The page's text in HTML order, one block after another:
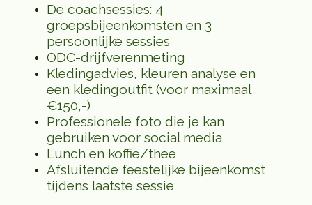
De coachsessies: 4
groepsbijeenkomsten en 3
persoonlijke sessies
ODC-drijfverenmeting
Kledingadvies, kleuren analyse en
een kledingoutfit (voor maximaal
€150,-)
Professionele foto die je kan
gebruiken voor social media
Lunch en koffie/thee
Afsluitende feestelijke bijeenkomst
tijdens laatste sessie